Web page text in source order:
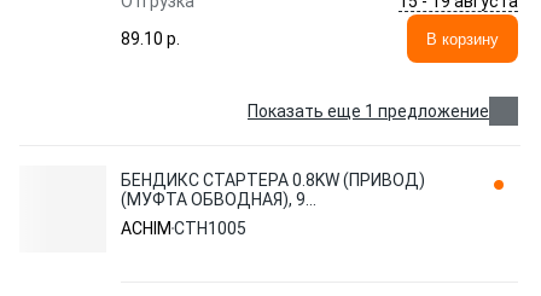
89.10 p.
В корзину
Показать еще 1 предложение
БЕНДИКС СТАРТЕРА 0.8KW (ПРИВОД)
(МУФТА ОБВОДНАЯ), 9
ЗУБЬЕВ/10475974/CTH1005/ACHIM
(10702070/280219/0
ACHIM CTH1005